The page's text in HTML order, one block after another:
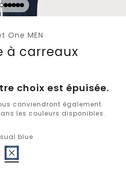
One MEN
à carreaux
choix est épuisée.
conviendront également.
les couleurs disponibles.
blue